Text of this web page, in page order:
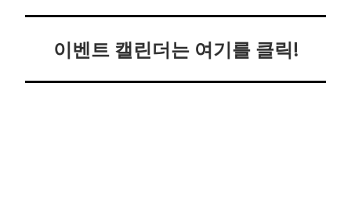
이벤트 캘린더는 여기를 클릭!